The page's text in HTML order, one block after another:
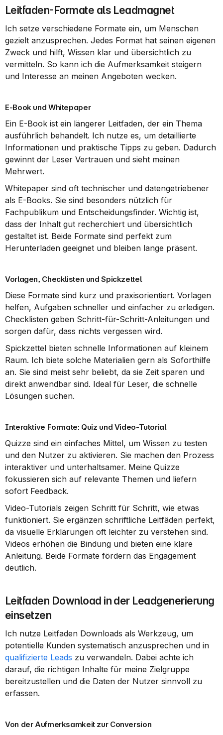
Leitfaden-Formate als Leadmagnet
Ich setze verschiedene Formate ein, um Menschen
gezielt anzusprechen. Jedes Format hat seinen eigenen
Zweck und hilft, Wissen klar und übersichtlich zu
vermitteln. So kann ich die Aufmerksamkeit steigern
und Interesse an meinen Angeboten wecken.
E-Book und Whitepaper
Ein E-Book ist ein längerer Leitfaden, der ein Thema
ausführlich behandelt. Ich nutze es, um detaillierte
Informationen und praktische Tipps zu geben. Dadurch
gewinnt der Leser Vertrauen und sieht meinen
Mehrwert.
Whitepaper sind oft technischer und datengetriebener
als E-Books. Sie sind besonders nützlich für
Fachpublikum und Entscheidungsfinder. Wichtig ist,
dass der Inhalt gut recherchiert und übersichtlich
gestaltet ist. Beide Formate sind perfekt zum
Herunterladen geeignet und bleiben lange präsent.
Vorlagen, Checklisten und Spickzettel
Diese Formate sind kurz und praxisorientiert. Vorlagen
helfen, Aufgaben schneller und einfacher zu erledigen.
Checklisten geben Schritt-für-Schritt-Anleitungen und
sorgen dafür, dass nichts vergessen wird.
Spickzettel bieten schnelle Informationen auf kleinem
Raum. Ich biete solche Materialien gern als Soforthilfe
an. Sie sind meist sehr beliebt, da sie Zeit sparen und
direkt anwendbar sind. Ideal für Leser, die schnelle
Lösungen suchen.
Interaktive Formate: Quiz und Video-Tutorial
Quizze sind ein einfaches Mittel, um Wissen zu testen
und den Nutzer zu aktivieren. Sie machen den Prozess
interaktiver und unterhaltsamer. Meine Quizze
fokussieren sich auf relevante Themen und liefern
sofort Feedback.
Video-Tutorials zeigen Schritt für Schritt, wie etwas
funktioniert. Sie ergänzen schriftliche Leitfäden perfekt,
da visuelle Erklärungen oft leichter zu verstehen sind.
Videos erhöhen die Bindung und bieten eine klare
Anleitung. Beide Formate fördern das Engagement
deutlich.
Leitfaden Download in der Leadgenerierung
einsetzen
Ich nutze Leitfaden Downloads als Werkzeug, um
qualifizierte Leads zu verwandeln. Dabei achte ich
darauf, die richtigen Inhalte für meine Zielgruppe
bereitzustellen und die Daten der Nutzer sinnvoll zu
erfassen.
Von der Aufmerksamkeit zur Conversion